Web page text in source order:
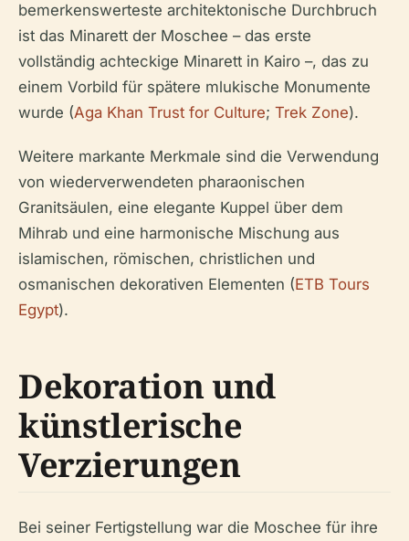
bemerkenswerteste architektonische Durchbruch
ist das Minarett der Moschee – das erste
vollständig achteckige Minarett in Kairo –, das zu
einem Vorbild für spätere mlukische Monumente
wurde (Aga Khan Trust for Culture; Trek Zone).
Weitere markante Merkmale sind die Verwendung
von wiederverwendeten pharaonischen
Granitsäulen, eine elegante Kuppel über dem
Mihrab und eine harmonische Mischung aus
islamischen, römischen, christlichen und
osmanischen dekorativen Elementen (ETB Tours
Egypt).
Dekoration und
künstlerische
Verzierungen
Bei seiner Fertigstellung war die Moschee für ihre